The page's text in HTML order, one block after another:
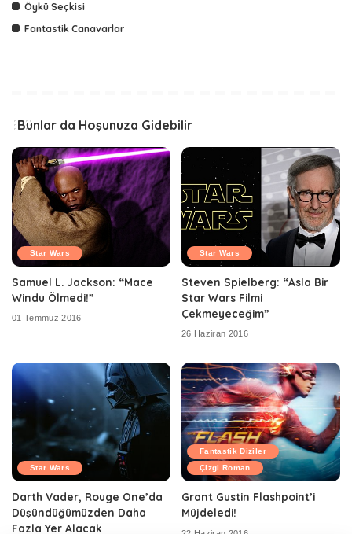
Öykü Seçkisi
Fantastik Canavarlar
Bunlar da Hoşunuza Gidebilir
Star Wars
Samuel L. Jackson: “Mace
Windu Ölmedi!”
01 Temmuz 2016
Star Wars
Steven Spielberg: “Asla Bir
Star Wars Filmi
Çekmeyeceğim”
26 Haziran 2016
Star Wars
Darth Vader, Rouge One’da
Düşündüğümüzden Daha
Fazla Yer Alacak
Fantastik Diziler
Çizgi Roman
Grant Gustin Flashpoint’i
Müjdeledi!